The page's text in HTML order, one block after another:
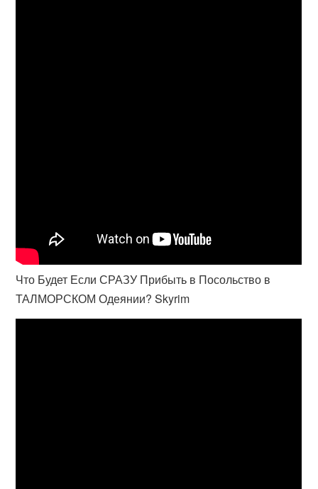
Что Будет Если СРАЗУ Прибыть в Посольство в
ТАЛМОРСКОМ Одеянии? Skyrim